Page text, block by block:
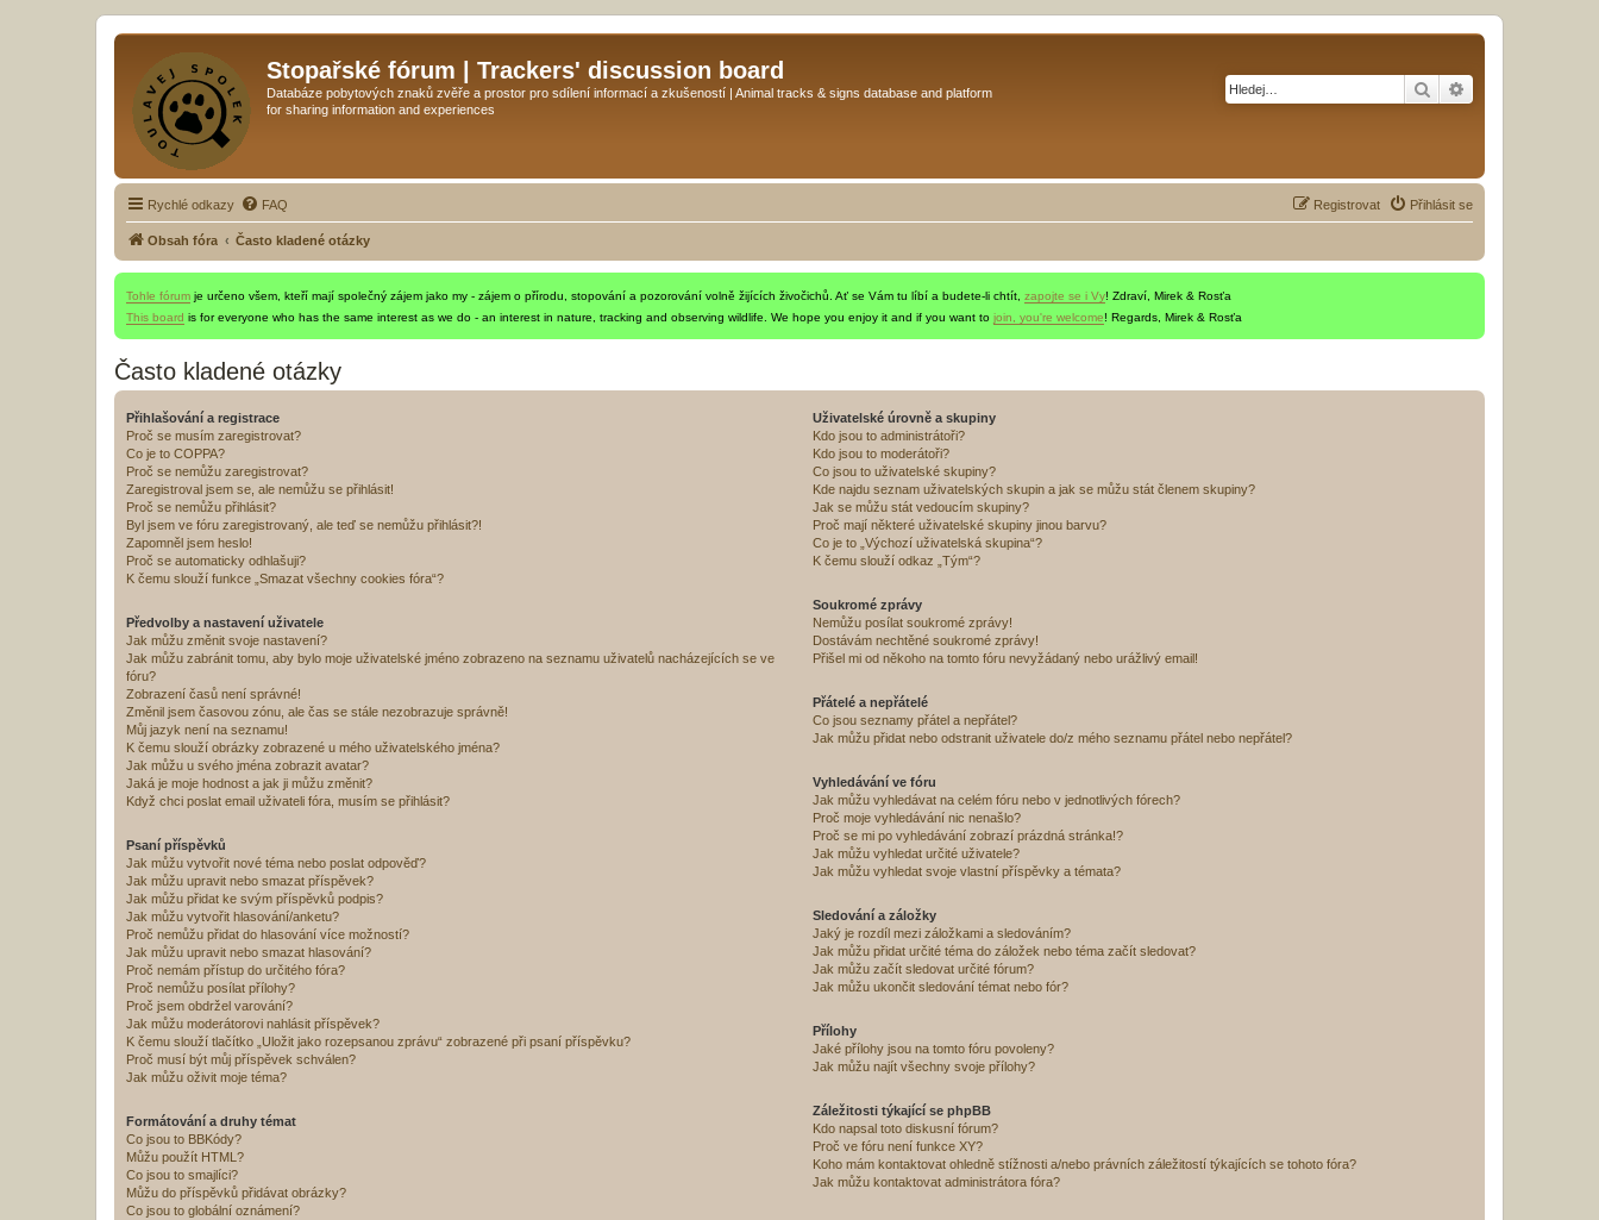
Stopařské fórum | Trackers' discussion board
Databáze pobytových znaků zvěře a prostor pro sdílení informací a zkušeností | Animal tracks & signs database and platform
for sharing information and experiences
Hledat
Rychlé odkazy FAQ Přihlásit se
Registrovat
Obsah fóra Často kladené otázky
Tohle fórum je určeno všem, kteří mají společný zájem jako my - zájem o přírodu, stopování a pozorování volně žijících živočichů. Ať se Vám tu líbí a budete-li chtít, zapojte se i Vy! Zdraví, Mirek & Rosťa
This board is for everyone who has the same interest as we do - an interest in nature, tracking and observing wildlife. We hope you enjoy it and if you want to join, you're welcome! Regards, Mirek & Rosťa
Často kladené otázky
Přihlašování a registrace
Proč se musím zaregistrovat?
Co je to COPPA?
Proč se nemůžu zaregistrovat?
Zaregistroval jsem se, ale nemůžu se přihlásit!
Proč se nemůžu přihlásit?
Byl jsem ve fóru zaregistrovaný, ale teď se nemůžu přihlásit?!
Zapomněl jsem heslo!
Proč se automaticky odhlašuji?
K čemu slouží funkce „Smazat všechny cookies fóra“?
Předvolby a nastavení uživatele
Jak můžu změnit svoje nastavení?
Jak můžu zabránit tomu, aby bylo moje uživatelské jméno zobrazeno na seznamu uživatelů nacházejících se ve
fóru?
Zobrazení časů není správné!
Změnil jsem časovou zónu, ale čas se stále nezobrazuje správně!
Můj jazyk není na seznamu!
K čemu slouží obrázky zobrazené u mého uživatelského jména?
Jak můžu u svého jména zobrazit avatar?
Jaká je moje hodnost a jak ji můžu změnit?
Když chci poslat email uživateli fóra, musím se přihlásit?
Psaní příspěvků
Jak můžu vytvořit nové téma nebo poslat odpověď?
Jak můžu upravit nebo smazat příspěvek?
Jak můžu přidat ke svým příspěvků podpis?
Jak můžu vytvořit hlasování/anketu?
Proč nemůžu přidat do hlasování více možností?
Jak můžu upravit nebo smazat hlasování?
Proč nemám přístup do určitého fóra?
Proč nemůžu posílat přílohy?
Proč jsem obdržel varování?
Jak můžu moderátorovi nahlásit příspěvek?
K čemu slouží tlačítko „Uložit jako rozepsanou zprávu“ zobrazené při psaní příspěvku?
Proč musí být můj příspěvek schválen?
Jak můžu oživit moje téma?
Formátování a druhy témat
Co jsou to BBKódy?
Můžu použít HTML?
Co jsou to smajlíci?
Můžu do příspěvků přidávat obrázky?
Co jsou to globální oznámení?
Uživatelské úrovně a skupiny
Kdo jsou to administrátoři?
Kdo jsou to moderátoři?
Co jsou to uživatelské skupiny?
Kde najdu seznam uživatelských skupin a jak se můžu stát členem skupiny?
Jak se můžu stát vedoucím skupiny?
Proč mají některé uživatelské skupiny jinou barvu?
Co je to „Výchozí uživatelská skupina“?
K čemu slouží odkaz „Tým“?
Soukromé zprávy
Nemůžu posílat soukromé zprávy!
Dostávám nechtěné soukromé zprávy!
Přišel mi od někoho na tomto fóru nevyžádaný nebo urážlivý email!
Přátelé a nepřátelé
Co jsou seznamy přátel a nepřátel?
Jak můžu přidat nebo odstranit uživatele do/z mého seznamu přátel nebo nepřátel?
Vyhledávání ve fóru
Jak můžu vyhledávat na celém fóru nebo v jednotlivých fórech?
Proč moje vyhledávání nic nenašlo?
Proč se mi po vyhledávání zobrazí prázdná stránka!?
Jak můžu vyhledat určité uživatele?
Jak můžu vyhledat svoje vlastní příspěvky a témata?
Sledování a záložky
Jaký je rozdíl mezi záložkami a sledováním?
Jak můžu přidat určité téma do záložek nebo téma začít sledovat?
Jak můžu začít sledovat určité fórum?
Jak můžu ukončit sledování témat nebo fór?
Přílohy
Jaké přílohy jsou na tomto fóru povoleny?
Jak můžu najít všechny svoje přílohy?
Záležitosti týkající se phpBB
Kdo napsal toto diskusní fórum?
Proč ve fóru není funkce XY?
Koho mám kontaktovat ohledně stížnosti a/nebo právních záležitostí týkajících se tohoto fóra?
Jak můžu kontaktovat administrátora fóra?